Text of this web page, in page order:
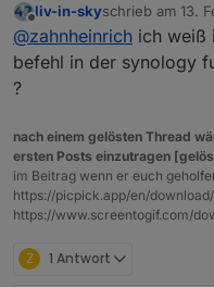
In dem
Frage:
Auf dem
Liste
einspaltige
Da muss
lassen.
Oder gibt's
Offline
liv-in-skyschrieb am 13.
zuletzt editiert
@zahnheinrich ich weiß
befehl in der synology
?
nach einem gelösten Thread
ersten Posts einzutragen
im Beitrag wenn er euch
https://picpick.app/en/
https://www.screentogif.com/
Z 1 Antwort